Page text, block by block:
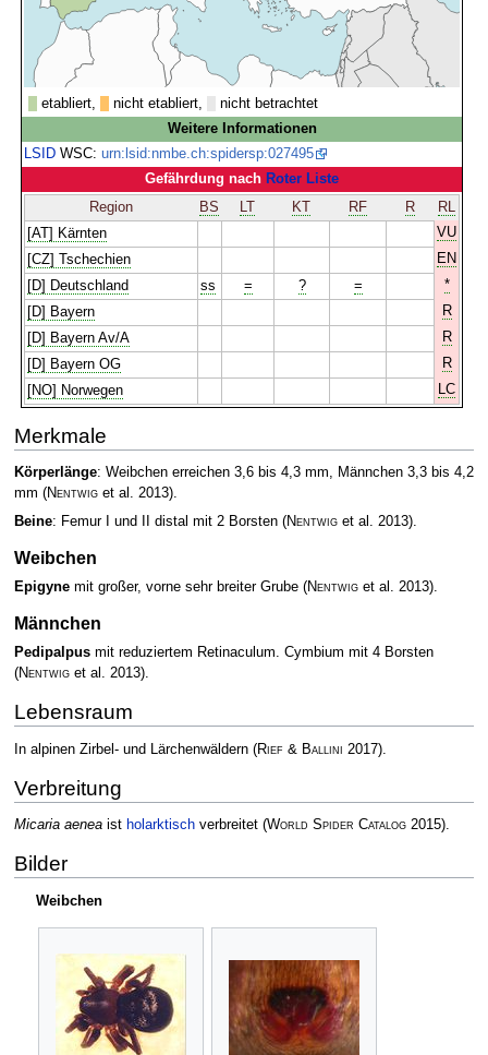
etabliert, nicht etabliert,
nicht betrachtet
Weitere Informationen
LSID WSC:urn:lsid:nmbe.ch:spidersp:027495
Gefährdung nach Roter Liste
Region
BS LT KT RF R
RL
[AT] Kärnten
VU
[CZ] Tschechien
EN
[D] Deutschland
ss = ? =
*
[D] Bayern
R
[D] Bayern Av/A
R
[D] Bayern OG
R
[NO] Norwegen
LC
Merkmale
Körperlänge: Weibchen erreichen 3,6 bis 4,3 mm, Männchen 3,3 bis 4,2
mm (Nentwiget al. 2013).
Beine: Femur I und II distal mit 2 Borsten (Nentwiget al. 2013).
Weibchen
Epigynemit großer, vorne sehr breiter Grube (Nentwiget al. 2013).
Männchen
Pedipalpusmit reduziertem Retinaculum. Cymbium mit 4 Borsten
(Nentwiget al. 2013).
Lebensraum
In alpinen Zirbel- und Lärchenwäldern (Rief & Ballini 2017).
Verbreitung
Micaria aeneaist holarktischverbreitet (World Spider Catalog2015).
Bilder
Weibchen